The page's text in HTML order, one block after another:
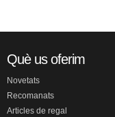
Què us oferim
Novetats
Recomanats
Articles de regal